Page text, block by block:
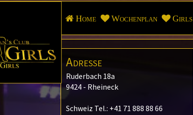
Home Wochenplan Girls
Adresse
Ruderbach 18a
9424 - Rheineck
Schweiz Tel.: +41 71 888 88 66